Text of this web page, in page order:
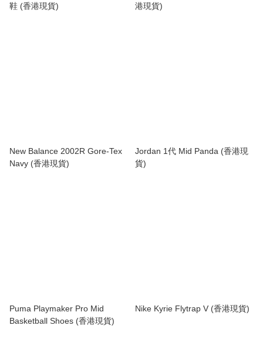
鞋 (香港現貨)
港現貨)
New Balance 2002R Gore-Tex
Navy (香港現貨)
Jordan 1代 Mid Panda (香港現
貨)
Puma Playmaker Pro Mid
Basketball Shoes (香港現貨)
Nike Kyrie Flytrap V (香港現貨)